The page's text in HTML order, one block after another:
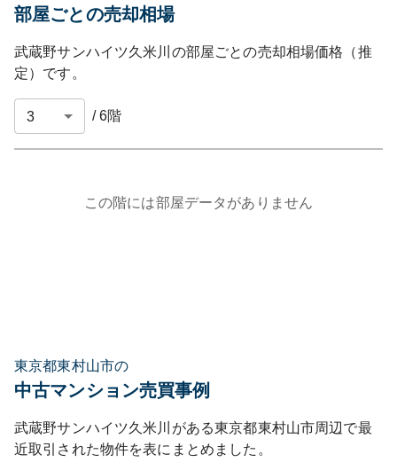
部屋ごとの売却相場
武蔵野サンハイツ久米川 の部屋ごとの売却相場価格（推
定）です。
/6階
この階には部屋データがありません
東京都東村山市の
中古マンション売買事例
武蔵野サンハイツ久米川 がある東京都東村山市周辺で最
近取引された物件を表にまとめました。